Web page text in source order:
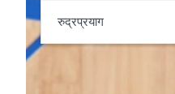
रुद्रप्रयाग